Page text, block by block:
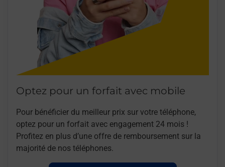
Optez pour un forfait avec mobile
Pour bénéficier du meilleur prix sur votre téléphone,
optez pour un forfait avec engagement 24 mois !
Profitez en plus d’une offre de remboursement sur la
majorité de nos téléphones.